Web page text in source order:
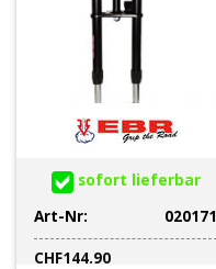
sofort lieferbar
Art-Nr:
020171
CHF144.90